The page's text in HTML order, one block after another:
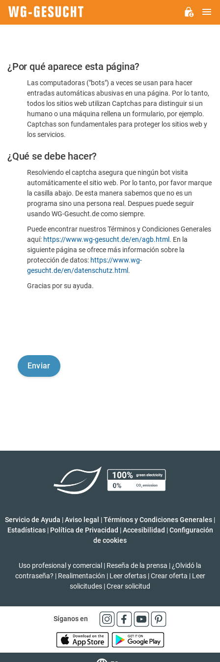
Por
favor,
confirme
humano
¿Por qué aparece esta página?
Las computadoras ("bots") a veces se usan para hacer
entradas automáticas abusivas en una página. Por lo tanto,
todos los sitios web utilizan Captchas para distinguir si un
humano o una máquina rellena un formulario, por ejemplo.
Captchas son fundamentales para proteger los sitios web y
los servicios.
¿Qué se debe hacer?
Resolviendo el captcha asegura que ningún bot visita
automáticamente el sitio web. Por lo tanto, por favor marque
la casilla abajo. De esta manera sabemos que no es un
programa sino una persona real. Despues puede seguir
usando WG-Gesucht.de como siempre.
Puede encontrar nuestros Términos y Condiciones Generales
aquí: https://www.wg-gesucht.de/en/agb.html . En la
siguiente página se ofrece más información sobre la
protección de datos: https://www.wg-
gesucht.de/en/datenschutz.html .
Gracias por su ayuda.
Servicio de Ayuda |Aviso legal |Términos y Condiciones Generales |
Estadísticas | Política de Privacidad | Accesibilidad | Configuración
de cookies
Uso profesional y comercial | Reseña de la prensa | ¿Olvidó la
contraseña? | Realimentación | Leer ofertas | Crear oferta | Leer
solicitudes |Crear solicitud
Síganos en